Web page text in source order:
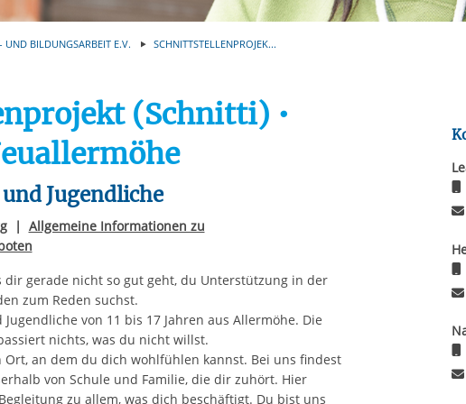
erstreckt sich nicht auf notwendige Cookies, die erforderlich zur
Interessen und daher unabhängig von einer Einwilligung.
Automatische
UND BILDUNGSARBEIT E.V. SCHNITTSTELLENPROJEK...
(Schnitti) •
Jugendliche
| Allgemeine Informationen zu
gerade nicht so gut geht, du Unterstützung in der
zum Reden suchst.
von 11 bis 17 Jahren aus Allermöhe. Die
nichts, was du nicht willst.
an dem du dich wohlfühlen kannst. Bei uns findest
von Schule und Familie, die dir zuhört. Hier
zu allem, was dich beschäftigt. Du bist uns